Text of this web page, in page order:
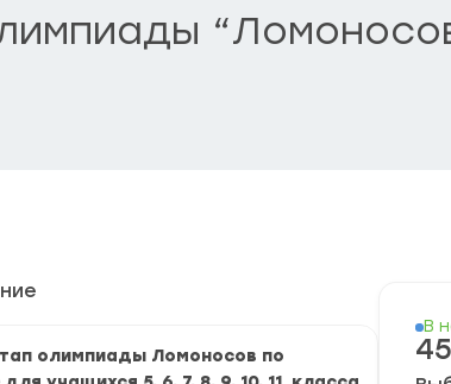
олимпиады Ломоносов по
В